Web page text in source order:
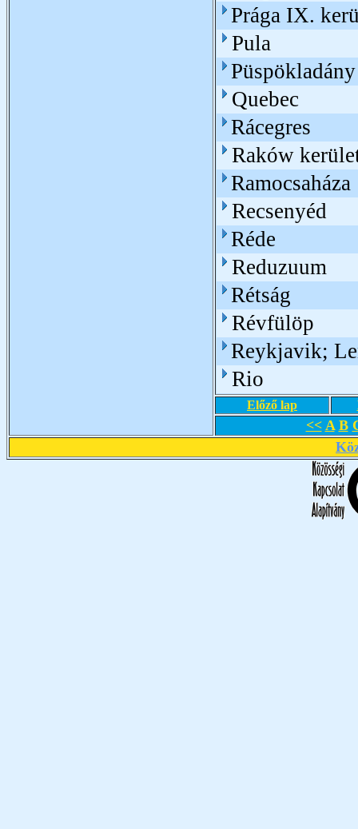
Prága IX.
Pula
Püspökladány
Quebec
Rácegres
Raków
Ramocsaháza
Recsenyéd
Réde
Reduzuum
Rétság
Révfülöp
Reykjavik;
Rio
Előző lap
<< A B